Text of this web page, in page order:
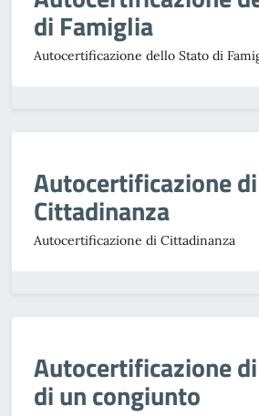
di Famiglia
Autocertificazione dello Stato di
Autocertificazione di
Cittadinanza
Autocertificazione di Cittadinanza
Autocertificazione
di un congiunto